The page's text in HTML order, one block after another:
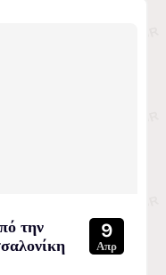
την
9
Απρ